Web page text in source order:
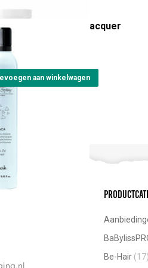
meerdere
optie
Lallaca volume lacquer
aan winkelwagen
Be-Hair (17)